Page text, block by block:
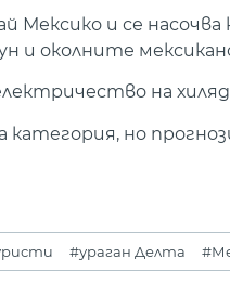
Мексико и се
околните
на
но
#ураган Делта